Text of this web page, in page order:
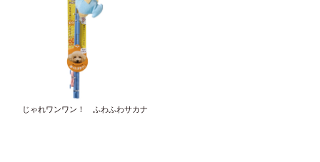
じゃれワンワン！ ふわふわサカナ